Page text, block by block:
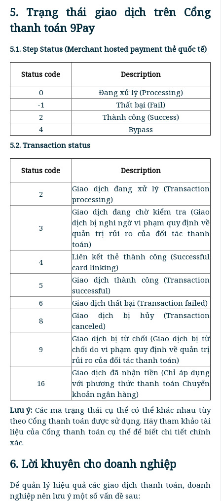
5. Trạng thái giao dịch trên Cổng
thanh toán 9Pay
5.1. Step Status (Merchant hosted payment thẻ quốc tế)
Status code Description
0
Đang xử lý (Processing)
-1
Thất bại (Fail)
2
Thành công (Success)
4
Bypass
5.2. Transaction status
Status code Description
2
Giao dịch đang xử lý (Transaction
processing)
3
Giao dịch đang chờ kiểm tra (Giao
dịch bị nghi ngờ vi phạm quy định về
quản trị rủi ro của đối tác thanh
toán)
4
Liên kết thẻ thành công (Successful
card linking)
5
Giao dịch thành công (Transaction
successful)
6
Giao dịch thất bại (Transaction failed)
8
Giao dịch bị hủy (Transaction
canceled)
9
Giao dịch bị từ chối (Giao dịch bị từ
chối do vi phạm quy định về quản trị
rủi ro của đối tác thanh toán)
16
Giao dịch đã nhận tiền (Chỉ áp dụng
với phương thức thanh toán Chuyển
khoản ngân hàng)
Lưu ý: Các mã trạng thái cụ thể có thể khác nhau tùy
theo Cổng thanh toán được sử dụng. Hãy tham khảo tài
liệu của Cổng thanh toán cụ thể để biết chi tiết chính
xác.
6. Lời khuyên cho doanh nghiệp
Để quản lý hiệu quả các giao dịch thanh toán, doanh
nghiệp nên lưu ý một số vấn đề sau: